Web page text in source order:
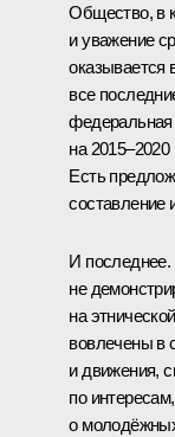
Общество, в
и уважение
оказывается
все
на
Есть
составление
И
не
на
вовлечены в
и движения,
по
о